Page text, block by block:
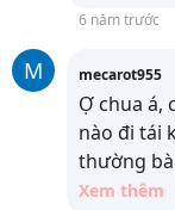
6 năm trước
M mecarot955
Ợ chua á,
nào đi tái
thường
Xem thêm